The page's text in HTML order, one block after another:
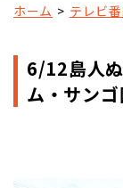
ホーム テレビ
6/12島人
ム・サンゴ